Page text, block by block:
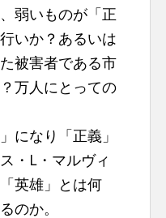
弱いものが「正
いか？あるいは
被害者である市
万人にとっての
になり「正義」
・L・マルヴィ
英雄」とは何
のか。